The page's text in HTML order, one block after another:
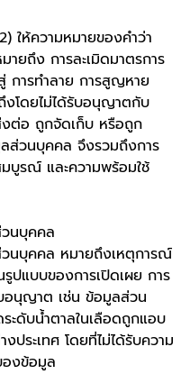
ให้ความหมายของคำว่า
ยถึง การละเมิดมาตรการ
การทำลาย การสูญหาย
ถึงโดยไม่ได้รับอนุญาตกับ
ต่อ ถูกจัดเก็บ หรือถูก
ส่วนบุคคล จึงรวมถึงการ
บูรณ์ และความพร้อมใช้
นบุคคล
นบุคคล หมายถึงเหตุการณ์
แบบของการเปิดเผย การ
อนุญาต เช่น ข้อมูลส่วน
ะดับน้ำตาลในเลือดถูกแอบ
ประเทศ โดยที่ไม่ได้รับความ
งข้อมูล